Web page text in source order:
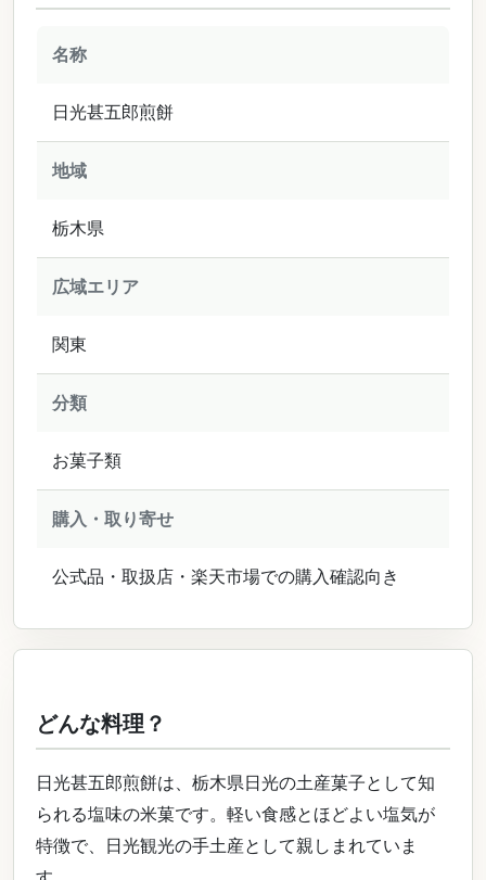
名称
日光甚五郎煎餅
地域
栃木県
広域エリア
関東
分類
お菓子類
購入・取り寄せ
公式品・取扱店・楽天市場での購入確認向き
どんな料理？
日光甚五郎煎餅は、栃木県日光の土産菓子として知
られる塩味の米菓です。軽い食感とほどよい塩気が
特徴で、日光観光の手土産として親しまれていま